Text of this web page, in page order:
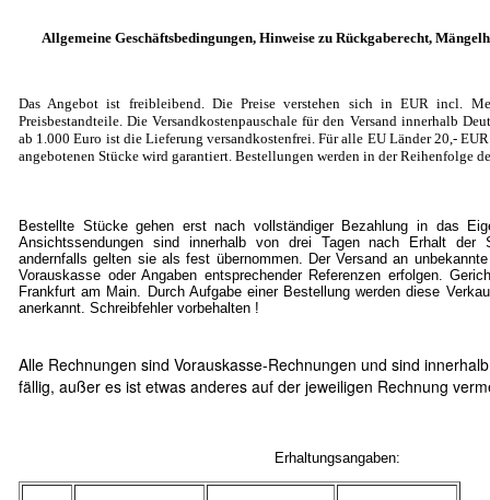
Allgemeine Geschäftsbedingungen, Hinweise zu Rückgaberecht,
Das Angebot ist freibleibend. Die Preise verstehen sich in EUR incl.
Preisbestandteile. Die Versandkostenpauschale für den Versand innerhalb
ab 1.000 Euro ist die Lieferung versandkostenfrei. Für alle EU Länder 20,-
angebotenen Stücke wird garantiert. Bestellungen werden in der Reihenfolge
Bestellte Stücke gehen erst nach vollständiger Bezahlung in das
Ansichtssendungen sind innerhalb von drei Tagen nach Erhalt der
andernfalls gelten sie als fest übernommen. Der Versand an
Vorauskasse oder Angaben entsprechender Referenzen erfolgen.
Frankfurt am Main. Durch Aufgabe einer Bestellung werden diese
anerkannt. Schreibfehler vorbehalten !
Alle Rechnungen sind Vorauskasse-Rechnungen und sind
fällig, außer es ist etwas anderes auf der jeweiligen Rechnung
Erhaltungsangaben: